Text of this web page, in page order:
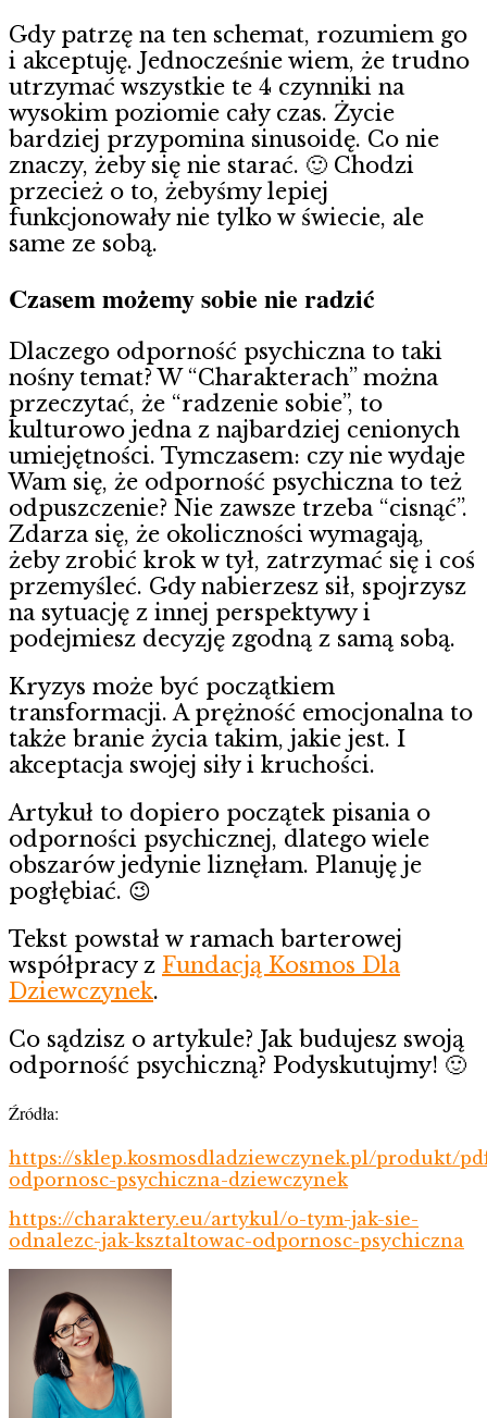
Gdy patrzę na ten schemat, rozumiem go
i akceptuję. Jednocześnie wiem, że trudno
utrzymać wszystkie te 4 czynniki na
wysokim poziomie cały czas. Życie
bardziej przypomina sinusoidę. Co nie
znaczy, żeby się nie starać. 🙂 Chodzi
przecież o to, żebyśmy lepiej
funkcjonowały nie tylko w świecie, ale
same ze sobą.
Czasem możemy sobie nie radzić
Dlaczego odporność psychiczna to taki
nośny temat? W “Charakterach” można
przeczytać, że “radzenie sobie”, to
kulturowo jedna z najbardziej cenionych
umiejętności. Tymczasem: czy nie wydaje
Wam się, że odporność psychiczna to też
odpuszczenie? Nie zawsze trzeba “cisnąć”.
Zdarza się, że okoliczności wymagają,
żeby zrobić krok w tył, zatrzymać się i coś
przemyśleć. Gdy nabierzesz sił, spojrzysz
na sytuację z innej perspektywy i
podejmiesz decyzję zgodną z samą sobą.
Kryzys może być początkiem
transformacji. A prężność emocjonalna to
także branie życia takim, jakie jest. I
akceptacja swojej siły i kruchości.
Artykuł to dopiero początek pisania o
odporności psychicznej, dlatego wiele
obszarów jedynie liznęłam. Planuję je
pogłębiać. 😉
Tekst powstał w ramach barterowej
współpracy z Fundacją Kosmos Dla
Dziewczynek.
Co sądzisz o artykule? Jak budujesz swoją
odporność psychiczną? Podyskutujmy! 🙂
Źródła:
https://sklep.kosmosdladziewczynek.pl/produkt/
odpornosc-psychiczna-dziewczynek
https://charaktery.eu/artykul/o-tym-jak-sie-
odnalezc-jak-ksztaltowac-odpornosc-psychiczna